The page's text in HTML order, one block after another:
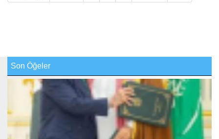
Son Öğeler